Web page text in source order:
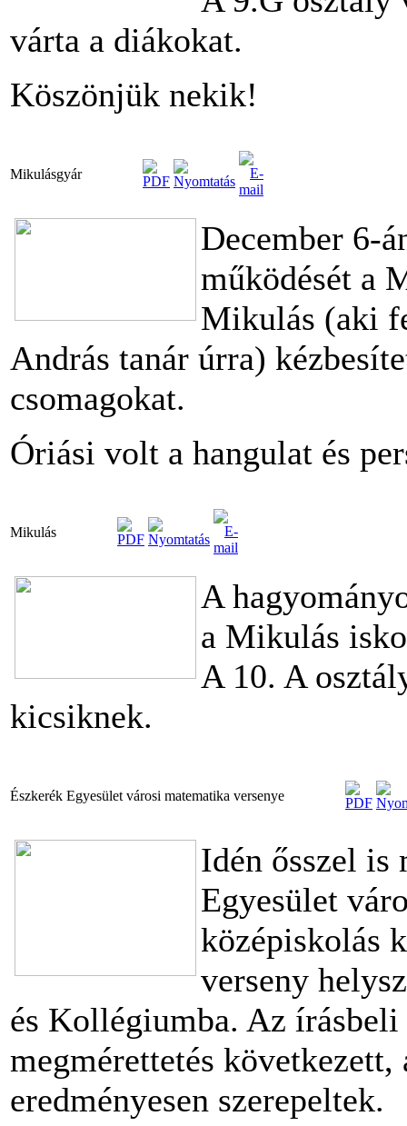
várta a diákokat.
Köszönjük nekik!
Mikulásgyár
December 6-
működését a
Mikulás (aki
András tanár úrra)
csomagokat.
Óriási volt a hangulat és
Mikulás
A
a Mikulás
A 10. A
kicsiknek.
Észkerék Egyesület városi matematika versenye
Idén ősszel is
Egyesület
középiskolás
verseny
és Kollégiumba. Az
megmérettetés
eredményesen szerepeltek.